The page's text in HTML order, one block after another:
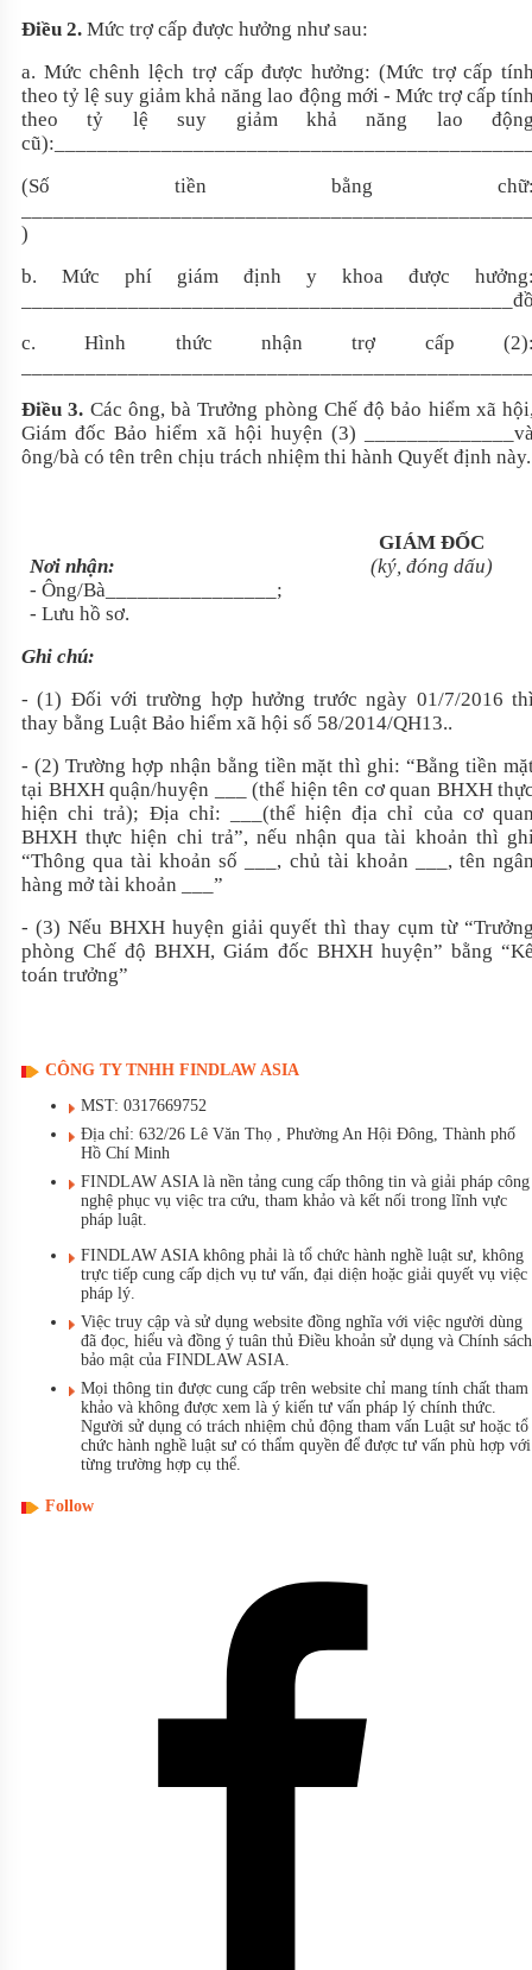
Điều 2. Mức trợ cấp được hưởng như sau:
a. Mức chênh lệch trợ cấp được hưởng: (Mức trợ cấp
theo tỷ lệ suy giảm khả năng lao động mới - Mức trợ cấp
theo tỷ lệ suy giảm khả năng lao
cũ):
(Số tiền bằng
)
b. Mức phí giám định y khoa được
c. Hình thức nhận trợ cấp
Điều 3. Các ông, bà Trưởng phòng Chế độ bảo hiểm xã
Giám đốc Bảo hiểm xã hội huyện (3)
ông/bà có tên trên chịu trách nhiệm thi hành Quyết định này.
Nơi nhận:
-Ông/Bà
;
- Lưu hồ sơ.
GIÁM ĐỐC
(ký, đóng dấu)
Ghi chú:
- (1) Đối với trường hợp hưởng trước ngày 01/7/2016
thay bằng Luật Bảo hiểm xã hội số 58/2014/QH13..
- (2) Trường hợp nhận bằng tiền mặt thì ghi: “Bằng tiền
tại BHXH quận/huyện
(thể hiện tên cơ quan BHXH
hiện chi trả); Địa chỉ:
(thể hiện địa chỉ của cơ
BHXH thực hiện chi trả”, nếu nhận qua tài khoản thì
“Thông qua tài khoản số
, chủ tài khoản
, tên
hàng mở tài khoản
”
- (3) Nếu BHXH huyện giải quyết thì thay cụm từ
phòng Chế độ BHXH, Giám đốc BHXH huyện” bằng
toán trưởng”
CÔNG TY TNHH FINDLAW ASIA
MST: 0317669752
Địa chỉ: 632/26 Lê Văn Thọ , Phường An Hội Đông, Thành phố
Hồ Chí Minh
FINDLAW ASIA là nền tảng cung cấp thông tin và giải pháp công
nghệ phục vụ việc tra cứu, tham khảo và kết nối trong lĩnh vực
pháp luật.
FINDLAW ASIA không phải là tổ chức hành nghề luật sư, không
trực tiếp cung cấp dịch vụ tư vấn, đại diện hoặc giải quyết vụ việc
pháp lý.
Việc truy cập và sử dụng website đồng nghĩa với việc người dùng
đã đọc, hiểu và đồng ý tuân thủ Điều khoản sử dụng và Chính sách
bảo mật của FINDLAW ASIA.
Mọi thông tin được cung cấp trên website chỉ mang tính chất tham
khảo và không được xem là ý kiến tư vấn pháp lý chính thức.
Người sử dụng có trách nhiệm chủ động tham vấn Luật sư hoặc tổ
chức hành nghề luật sư có thẩm quyền để được tư vấn phù hợp với
từng trường hợp cụ thể.
Follow